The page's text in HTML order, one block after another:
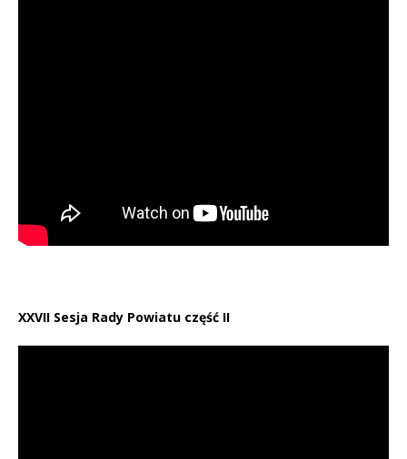
XXVII Sesja Rady Powiatu część II